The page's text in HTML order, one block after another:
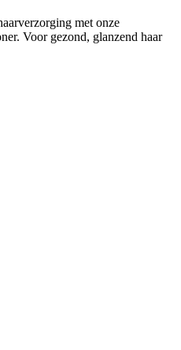
met onze
Voor gezond, glanzend haar